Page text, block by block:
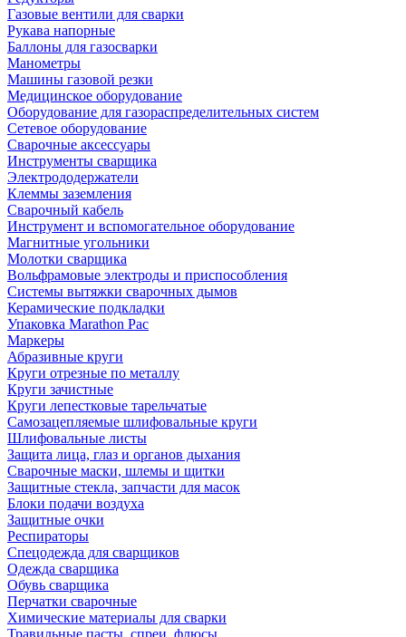
Газовые вентили для сварки
Рукава напорные
Баллоны для газосварки
Манометры
Машины газовой резки
Медицинское оборудование
Оборудование для газораспределительных систем
Сетевое оборудование
Сварочные аксессуары
Инструменты сварщика
Электрододержатели
Клеммы заземления
Сварочный кабель
Инструмент и вспомогательное оборудование
Магнитные угольники
Молотки сварщика
Вольфрамовые электроды и приспособления
Системы вытяжки сварочных дымов
Керамические подкладки
Упаковка Marathon Pac
Маркеры
Абразивные круги
Круги отрезные по металлу
Круги зачистные
Круги лепестковые тарельчатые
Самозацепляемые шлифовальные круги
Шлифовальные листы
Защита лица, глаз и органов дыхания
Сварочные маски, шлемы и щитки
Защитные стекла, запчасти для масок
Блоки подачи воздуха
Защитные очки
Респираторы
Спецодежда для сварщиков
Одежда сварщика
Обувь сварщика
Перчатки сварочные
Химические материалы для сварки
Травильные пасты, спреи, флюсы